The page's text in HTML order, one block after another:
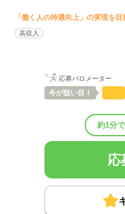
■賞与備考：10万円～50万円
■退職金制度：有（勤続10年以
■退職金制度備考：
処遇手当 68,000円～76,000円
■受動喫煙防止措置：
敷地内禁煙
応
「働く人の待遇向上」の実現を
高収入
応募バロメーター
今が狙い目！
約1分
応